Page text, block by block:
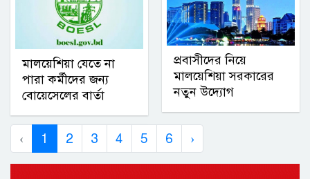
মালয়েশিয়া যেতে না
পারা কর্মীদের জন্য
বোয়েসেলের বার্তা
প্রবাসীদের নিয়ে
মালয়েশিয়া সরকারের
নতুন উদ্যোগ
‹ 1 2 3 4 5 6 ›